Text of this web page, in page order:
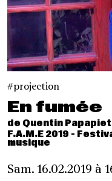
projection
En fumée
de Quentin
F.A.M.E 2019 -
musique
Sam. 16.02.2019 à